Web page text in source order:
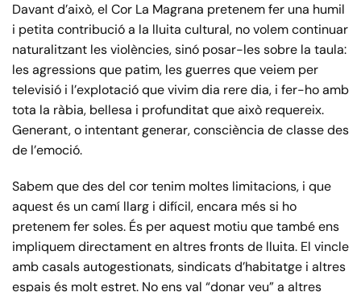
Davant d’això, el Cor La Magrana pretenem fer una humil
i petita contribució a la lluita cultural, no volem continuar
naturalitzant les violències, sinó posar-les sobre la taula:
les agressions que patim, les guerres que veiem per
televisió i l’explotació que vivim dia rere dia, i fer-ho amb
tota la ràbia, bellesa i profunditat que això requereix.
Generant, o intentant generar, consciència de classe des
de l’emoció.
Sabem que des del cor tenim moltes limitacions, i que
aquest és un camí llarg i difícil, encara més si ho
pretenem fer soles. És per aquest motiu que també ens
impliquem directament en altres fronts de lluita. El vincle
amb casals autogestionats, sindicats d’habitatge i altres
espais és molt estret. No ens val “donar veu” a altres